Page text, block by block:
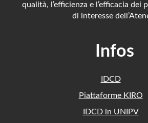
qualità, l’efficienza e l’efficacia dei
di interesse
Infos
IDCD
Piattaforme KIRO
IDCD in UNIPV